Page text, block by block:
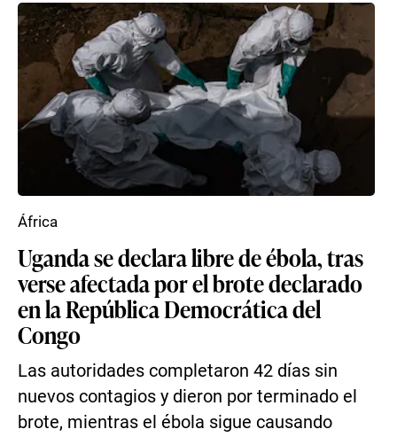
Uganda se declara libre de ébola, tras
verse afectada por el brote declarado
en la República Democrática del
Congo
Las autoridades completaron 42 días sin
nuevos contagios y dieron por terminado el
brote, mientras el ébola sigue causando
África